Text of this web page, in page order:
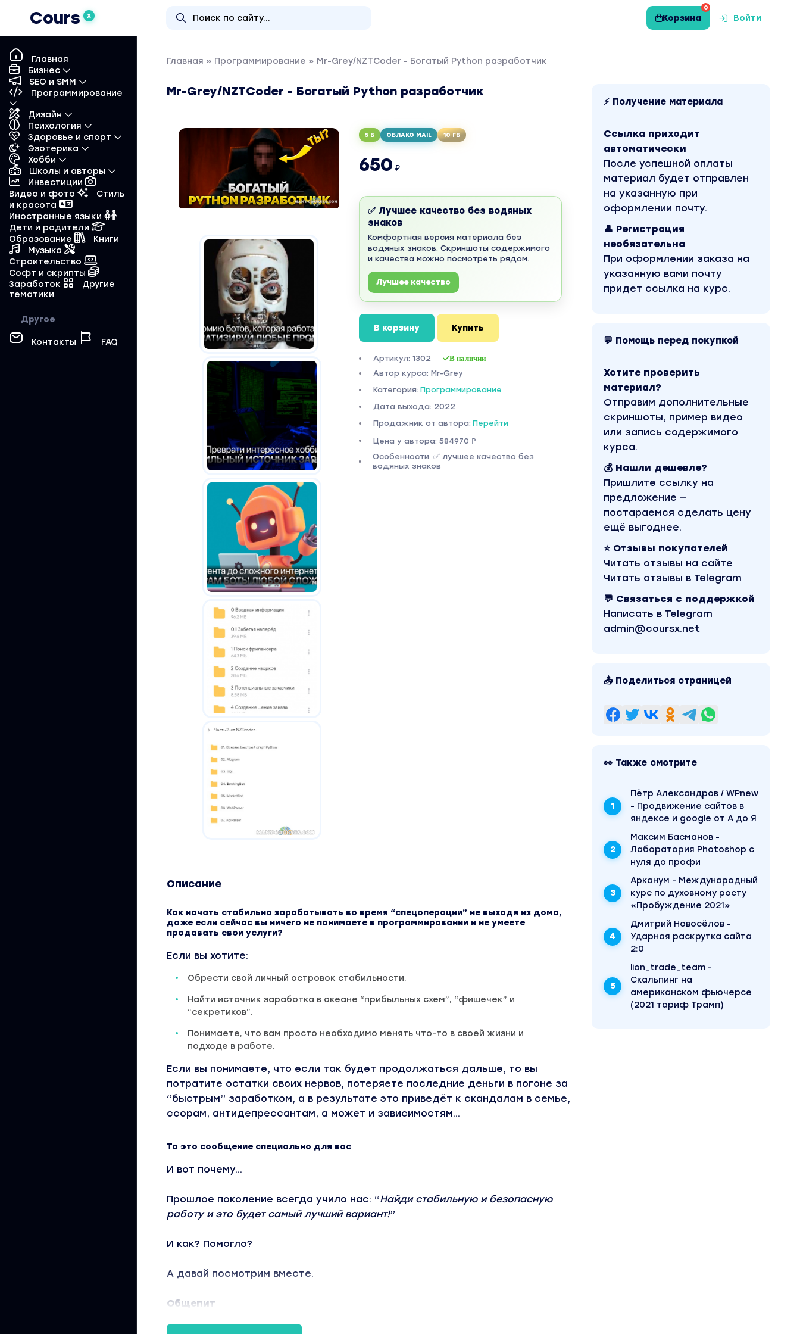
Cours X
0
Корзина Войти
Главная
Бизнес
SEO и SMM
Программирование
Дизайн
Психология
Здоровье и спорт
Эзотерика
Хобби
Школы и авторы
Инвестиции
Видео и фото
Стиль
и красота
Иностранные языки
Дети и родители
Образование
Книги
Музыка
Строительство
Софт и скрипты
Заработок
Другие
тематики
Другое
Контакты FAQ
Главная » Программирование » Mr-Grey/NZTCoder - Богатый Python разработчик
Mr-Grey/NZTCoder - Богатый Python разработчик
5 Б ОБЛАКО MAIL 10 ГБ
650 ₽
✅ Лучшее качество без водяных
знаков
Комфортная версия материала без
водяных знаков. Скриншоты содержимого
и качества можно посмотреть рядом.
Лучшее качество
В корзину Купить
Артикул: 1302 В наличии
Автор курса: Mr-Grey
Категория: Программирование
Дата выхода: 2022
Продажник от автора: Перейти
Цена у автора: 584970 ₽
Особенности: ✅ лучшее качество без
водяных знаков
Описание
Как начать стабильно зарабатывать во время “спецоперации” не выходя из дома,
даже если сейчас вы ничего не понимаете в программировании и не умеете
продавать свои услуги?
Если вы хотите:
Обрести свой личный островок стабильности.
Найти источник заработка в океане “прибыльных схем”, “фишечек” и
“секретиков”.
Понимаете, что вам просто необходимо менять что-то в своей жизни и
подходе в работе.
Если вы понимаете, что если так будет продолжаться дальше, то вы
потратите остатки своих нервов, потеряете последние деньги в погоне за
“быстрым” заработком, а в результате это приведёт к скандалам в семье,
ссорам, антидепрессантам, а может и зависимостям...
То это сообщение специально для вас
И вот почему...
Прошлое поколение всегда учило нас: “Найди стабильную и безопасную
работу и это будет самый лучший вариант!”
И как? Помогло?
А давай посмотрим вместе.
Общепит
⚡ Получение материала
Ссылка приходит
автоматически
После успешной оплаты
материал будет отправлен
на указанную при
оформлении почту.
👤 Регистрация
необязательна
При оформлении заказа на
указанную вами почту
придет ссылка на курс.
💬 Помощь перед покупкой
Хотите проверить
материал?
Отправим дополнительные
скриншоты, пример видео
или запись содержимого
курса.
💰 Нашли дешевле?
Пришлите ссылку на
предложение —
постараемся сделать цену
ещё выгоднее.
⭐ Отзывы покупателей
Читать отзывы на сайте
Читать отзывы в Telegram
💬 Связаться с поддержкой
Написать в Telegram
admin@coursx.net
📤 Поделиться страницей
👀 Также смотрите
Пётр Александров / WPnew
- Продвижение сайтов в
яндексе и google от А до Я
Максим Басманов -
Лаборатория Photoshop с
нуля до профи
Арканум - Международный
курс по духовному росту
«Пробуждение 2021»
Дмитрий Новосёлов -
Ударная раскрутка сайта
2:0
lion_trade_team -
Скальпинг на
американском фьючерсе
(2021 тариф Трамп)